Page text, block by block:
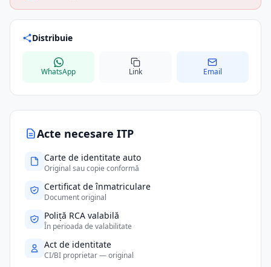
Acte necesare ITP
Carte de identitate auto
Original sau copie conformă
Certificat de înmatriculare
Document original
Poliță RCA valabilă
În perioada de valabilitate
Act de identitate
CI/BI proprietar — original
Distribuie
WhatsApp Link Email